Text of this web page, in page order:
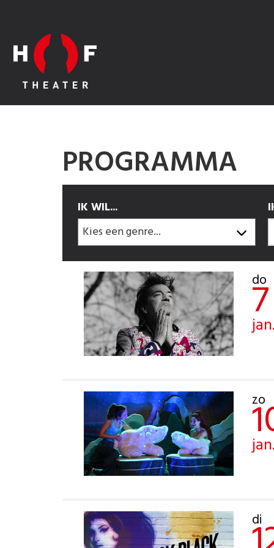
PROGRAMMA
IK WIL...
do
7
jan.
zo
jan.
di